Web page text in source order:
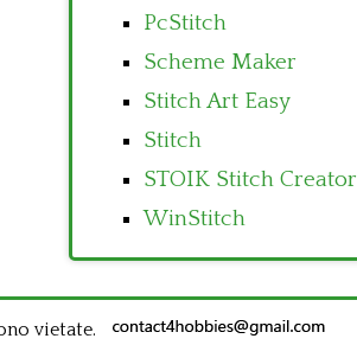
PcStitch
Scheme Maker
Stitch Art Easy
Stitch
STOIK Stitch Creator
WinStitch
vietate.